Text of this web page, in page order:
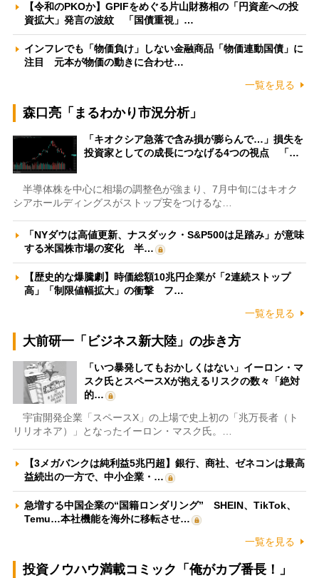
【令和のPKOか】GPIFをめぐる片山財務相の「円資産への投
資拡大」発言の波紋 「国債重視」…
インフレでも「物価負け」しない金融商品「物価連動国債」に
注目 元本が物価の動きに合わせ…
一覧を見る
森口亮「まるわかり市況分析」
「キオクシア急落で含み損が膨らんで…」損失を
投資家としての成長につなげる4つの視点 「…
半導体株を中心に相場の調整色が強まり、7月中旬にはキオク
シアホールディングスがストップ安をつけるな…
「NYダウは高値更新、ナスダック・S&P500は足踏み」が意味
する米国株市場の変化 半…
【歴史的な爆騰劇】時価総額10兆円企業が「2連続ストップ
高」「制限値幅拡大」の衝撃 フ…
一覧を見る
大前研一「ビジネス新大陸」の歩き方
「いつ暴発してもおかしくはない」イーロン・マ
スク氏とスペースXが抱えるリスクの数々「絶対
的…
宇宙開発企業「スペースX」の上場で史上初の「兆万長者（ト
リリオネア）」となったイーロン・マスク氏。…
【3メガバンクは純利益5兆円超】銀行、商社、ゼネコンは最高
益続出の一方で、中小企業・…
急増する中国企業の“国籍ロンダリング” SHEIN、TikTok、
Temu…本社機能を海外に移転させ…
一覧を見る
投資ノウハウ満載コミック「俺がカブ番長！」